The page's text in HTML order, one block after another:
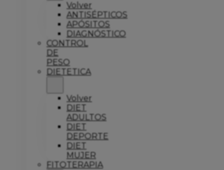
Volver
ANTISÉPTICOS
APÓSITOS
DIAGNÓSTICO
CONTROL
DE
PESO
DIETETICA
Volver
DIET
ADULTOS
DIET
DEPORTE
DIET
MUJER
FITOTERAPIA